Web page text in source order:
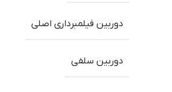
دوربین فیلمبرداری اصلی
دوربین سلفی